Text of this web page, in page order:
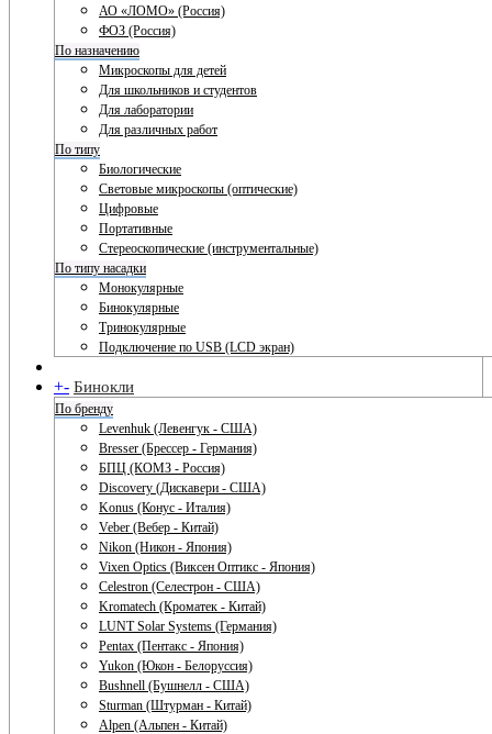
АО «ЛОМО» (Россия)
ФОЗ (Россия)
По назначению
Микроскопы для детей
Для школьников и студентов
Для лаборатории
Для различных работ
По типу
Биологические
Световые микроскопы (оптические)
Цифровые
Портативные
Стереоскопические (инструментальные)
По типу насадки
Монокулярные
Бинокулярные
Тринокулярные
Подключение по USB (LCD экран)
+- Бинокли
По бренду
Levenhuk (Левенгук - США)
Bresser (Брессер - Германия)
БПЦ (КОМЗ - Россия)
Discovery (Дискавери - США)
Konus (Конус - Италия)
Veber (Вебер - Китай)
Nikon (Никон - Япония)
Vixen Optics (Виксен Оптикс - Япония)
Celestron (Селестрон - США)
Kromatech (Кроматек - Китай)
LUNT Solar Systems (Германия)
Pentax (Пентакс - Япония)
Yukon (Юкон - Белоруссия)
Bushnell (Бушнелл - США)
Sturman (Штурман - Китай)
Alpen (Альпен - Китай)